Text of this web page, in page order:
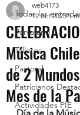
Todas las
Parvulario
Talleres
Pastoral
Patricianos
Actividades PIE
Música
de 2
Mes de la
web4173
12 oct 2023 1